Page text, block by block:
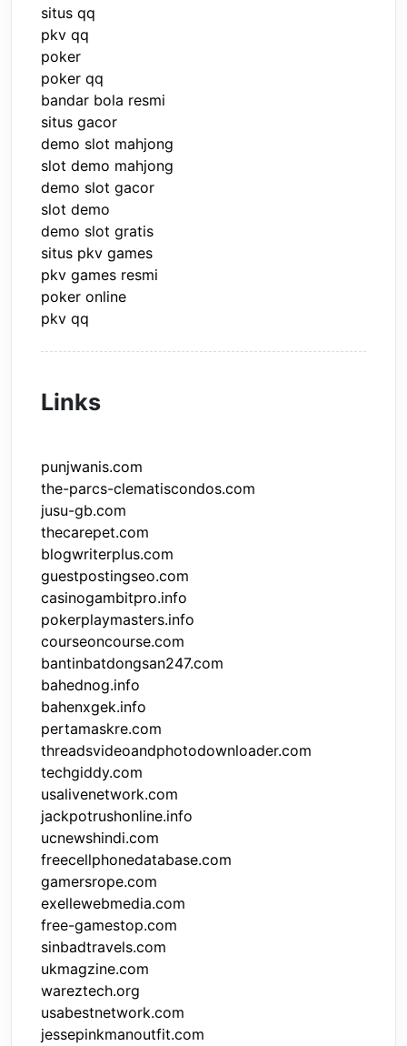
situs qq
pkv qq
poker
poker qq
bandar bola resmi
situs gacor
demo slot mahjong
slot demo mahjong
demo slot gacor
slot demo
demo slot gratis
situs pkv games
pkv games resmi
poker online
pkv qq
Links
punjwanis.com
the-parcs-clematiscondos.com
jusu-gb.com
thecarepet.com
blogwriterplus.com
guestpostingseo.com
casinogambitpro.info
pokerplaymasters.info
courseoncourse.com
bantinbatdongsan247.com
bahednog.info
bahenxgek.info
pertamaskre.com
threadsvideoandphotodownloader.com
techgiddy.com
usalivenetwork.com
jackpotrushonline.info
ucnewshindi.com
freecellphonedatabase.com
gamersrope.com
exellewebmedia.com
free-gamestop.com
sinbadtravels.com
ukmagzine.com
wareztech.org
usabestnetwork.com
jessepinkmanoutfit.com